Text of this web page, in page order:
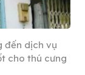
đến dịch vụ
cho thú cưng